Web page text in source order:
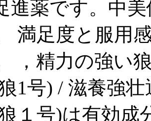
進薬です。中
満足度と服用
，精力の強い
1号) / 滋養強
１号)は有効成